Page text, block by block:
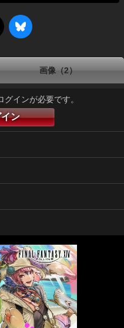
画像（2）
インが必要です。
ン